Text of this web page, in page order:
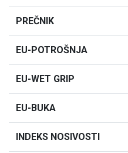
PREČNIK
EU-POTROŠNJA
EU-WET GRIP
EU-BUKA
INDEKS NOSIVOSTI